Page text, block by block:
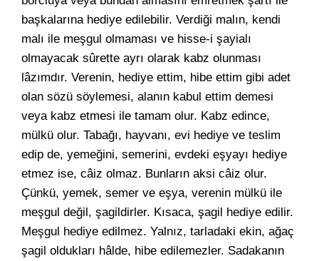
başkalarına hediye edilebilir. Verdiği malın, kendi
malı ile meşgul olmaması ve hisse-i şayialı
olmayacak sûrette ayrı olarak kabz olunması
lâzımdır. Verenin, hediye ettim, hibe ettim gibi adet
olan sözü söylemesi, alanın kabul ettim demesi
veya kabz etmesi ile tamam olur. Kabz edince,
mülkü olur. Tabağı, hayvanı, evi hediye ve teslim
edip de, yemeğini, semerini, evdeki eşyayı hediye
etmez ise, câiz olmaz. Bunların aksi câiz olur.
Çünkü, yemek, semer ve eşya, verenin mülkü ile
meşgul değil, şagildirler. Kısaca, şagil hediye edilir.
Meşgul hediye edilmez. Yalnız, tarladaki ekin, ağaç
şagil oldukları hâlde, hibe edilemezler. Sadakanın